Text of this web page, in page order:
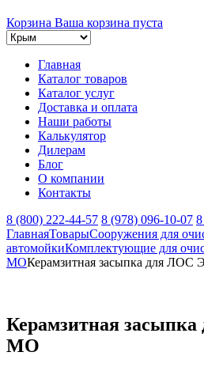
Корзина Ваша корзина пуста
Главная
Каталог товаров
Каталог услуг
Доставка и оплата
Наши работы
Калькулятор
Дилерам
Блог
О компании
Контакты
8 (800) 222-44-57 8 (978) 096-10-07
ГлавнаяТоварыСооружения для
автомойкиКомплектующие для
МОКерамзитная засыпка для ЛОС
Керамзитная
МО